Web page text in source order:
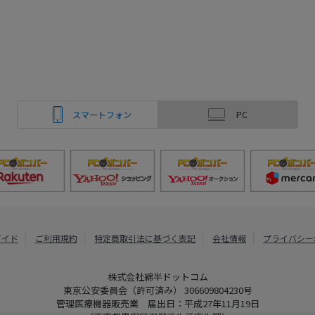
スマートフォン PC
ド ご利用規約 特定商取引法に基づく表記 会社情報 プライバシ
株式会社綿半ドットコム
東京公安委員会（許可済み） 306609804230号
管理医療機器販売業 届出日：平成27年11月19日